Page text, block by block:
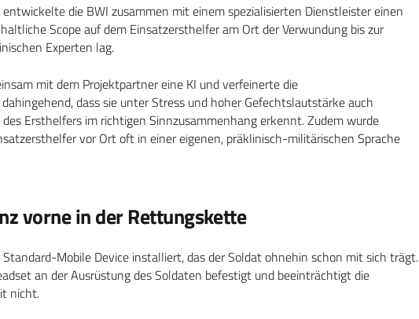
die BWI zusammen mit einem spezialisierten Dienstleister einen
Scope auf dem Einsatzersthelfer am Ort der Verwundung bis zur
Experten lag.
mit dem Projektpartner eine KI und verfeinerte die
dass sie unter Stress und hoher Gefechtslautstärke auch
Ersthelfers im richtigen Sinnzusammenhang erkennt. Zudem wurde
vor Ort oft in einer eigenen, präklinisch-militärischen Sprache
vorne in der Rettungskette
Mobile Device installiert, das der Soldat ohnehin schon mit sich trägt.
an der Ausrüstung des Soldaten befestigt und beeinträchtigt die
nicht.